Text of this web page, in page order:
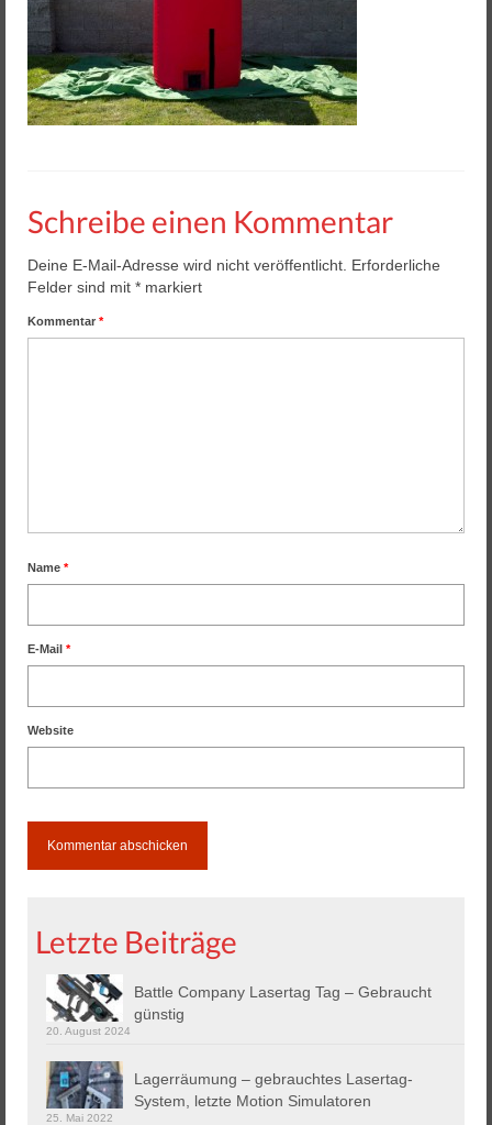
Helios Pro
Arena Zubehör
Buchungssoftware
Arcade Automaten
Downloads
Schreibe einen Kommentar
Deine E-Mail-Adresse wird nicht veröffentlicht. Erforderliche
Felder sind mit * markiert
Kommentar *
Name *
E-Mail *
Website
Letzte Beiträge
Battle Company Lasertag Tag – Gebraucht
günstig
20. August 2024
Lagerräumung – gebrauchtes Lasertag-
System, letzte Motion Simulatoren
25. Mai 2022